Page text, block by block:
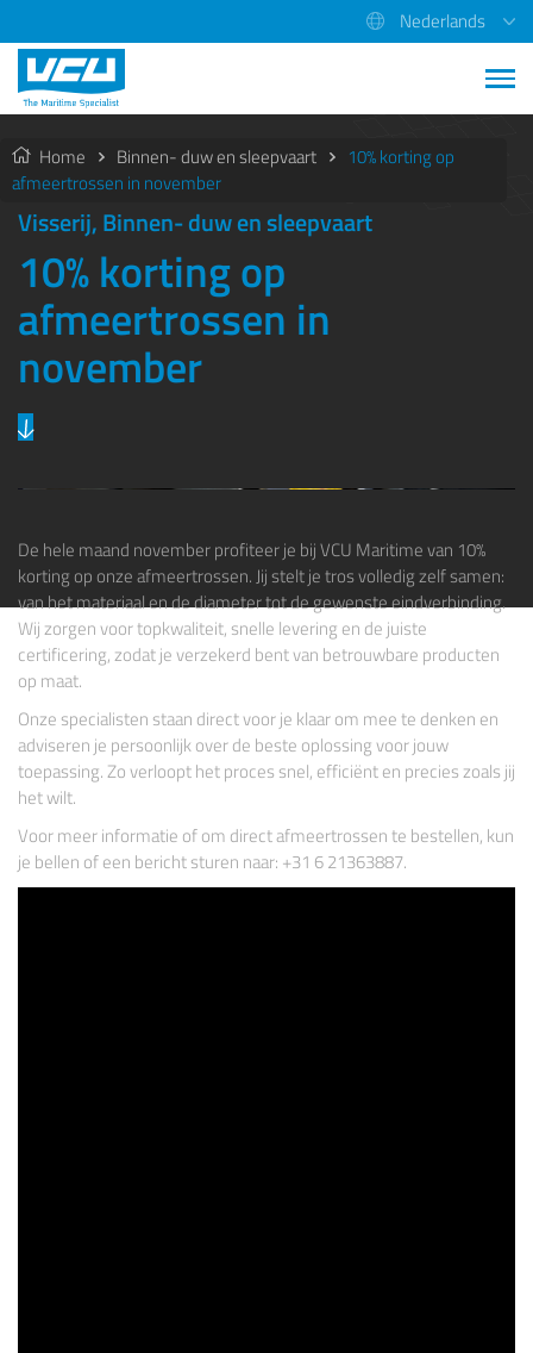
Nederlands
Home Binnen- duw en sleepvaart
10% korting op
afmeertrossen in november
Visserij, Binnen- duw en sleepvaart
10% korting op
afmeertrossen in
november
De hele maand november profiteer je bijVCU Maritimevan 10%
korting op onze afmeertrossen. Jij stelt je tros volledig zelf samen:
van het materiaal en de diameter tot de gewenste eindverbinding.
Wij zorgen voor topkwaliteit, snelle levering en de juiste
certificering, zodat je verzekerd bent van betrouwbare producten
op maat.
Onze specialisten staan direct voor je klaar om mee te denken en
adviseren je persoonlijk over de beste oplossing voor jouw
toepassing. Zo verloopt het proces snel, efficiënt en precies zoals jij
het wilt.
Voor meer informatie of om direct afmeertrossen te bestellen, kun
je bellen of een bericht sturen naar: +31 6 21363887.